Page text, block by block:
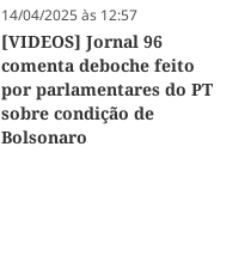
14/04/2025 às 12:57
[VIDEOS] Jornal 96
comenta deboche feito
por parlamentares do PT
sobre condição de
Bolsonaro